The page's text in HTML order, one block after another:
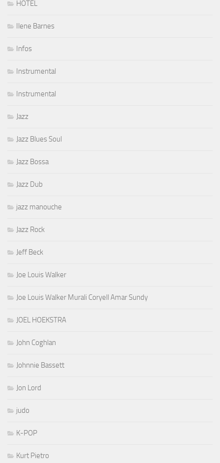
HOTEL
Ilene Barnes
Infos
Instrumental
Instrumental
Jazz
Jazz Blues Soul
Jazz Bossa
Jazz Dub
jazz manouche
Jazz Rock
Jeff Beck
Joe Louis Walker
Joe Louis Walker Murali Coryell Amar Sundy
JOEL HOEKSTRA
John Coghlan
Johnnie Bassett
Jon Lord
judo
K-POP
Kurt Pietro